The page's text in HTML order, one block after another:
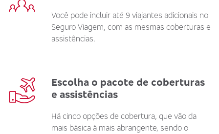
Você pode incluir até 9 viajantes adicionais no
Seguro Viagem, com as mesmas coberturas e
assistências.
Escolha o pacote de coberturas
e assistências
Há cinco opções de cobertura, que vão da
mais básica à mais abrangente, sendo o